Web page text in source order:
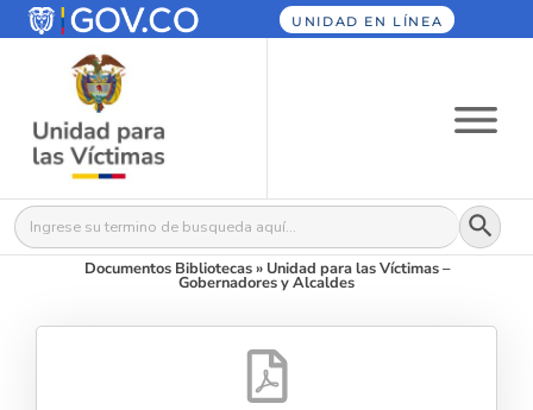
UNIDAD EN LÍNEA
Buscar: Botón
Documentos Bibliotecas» Unidad para las Víctimas –
Gobernadores y Alcaldes